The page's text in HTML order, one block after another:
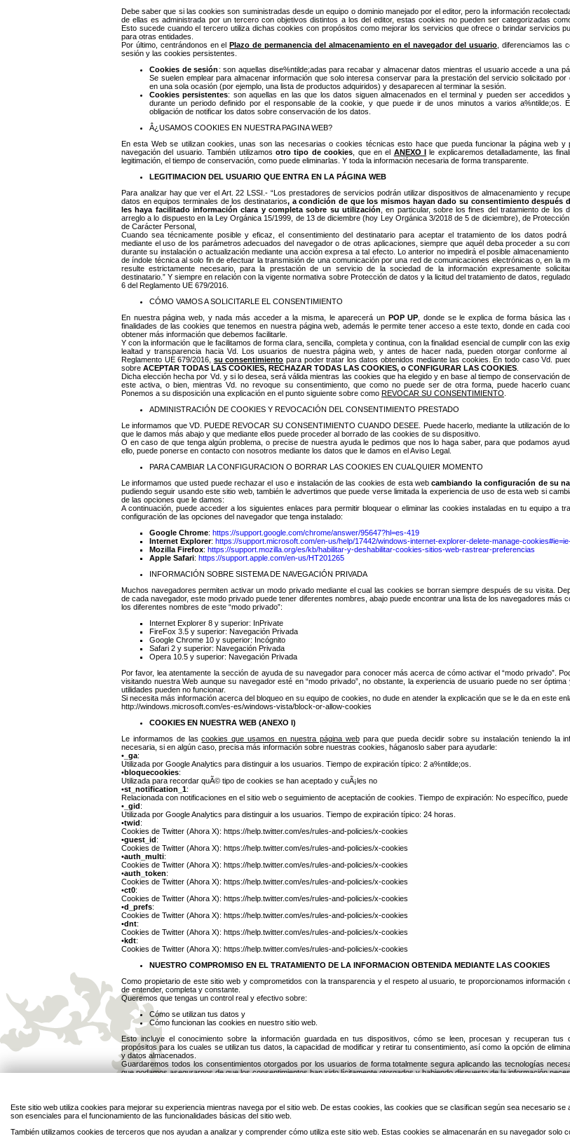
Debe saber que si las cookies son suministradas desde un equipo o dominio manejado por el editor, pero la información
de ellas es administrada por un tercero con objetivos distintos a los del editor, estas cookies no pueden ser categorizadas
Esto sucede cuando el tercero utiliza dichas cookies con propósitos como mejorar los servicios que ofrece o brindar servicios
para otras entidades.
Por último, centrándonos en elPlazo de permanencia del almacenamiento en el navegador del usuario, diferenciamos las
sesión y las cookies persistentes.
Cookies de sesión : son aquellas dise%ntilde;adas para recabar y almacenar datos mientras el usuario accede a una
Se suelen emplear para almacenar información que solo interesa conservar para la prestación del servicio solicitado por
en una sola ocasión (por ejemplo, una lista de productos adquiridos) y desaparecen al terminar la sesión.
Cookies persistentes: son aquellas en las que los datos siguen almacenados en el terminal y pueden ser accedidos
durante un periodo definido por el responsable de la cookie, y que puede ir de unos minutos a varios a%ntilde;os.
obligación de notificar los datos sobre conservación de los datos.
Â¿USAMOS COOKIES EN NUESTRA PAGINA WEB?
En esta Web se utilizan cookies, unas son las necesarias o cookies técnicas esto hace que pueda funcionar la página web y
navegación del usuario. También utilizamos otro tipo de cookies , que en el ANEXO I le explicaremos detalladamente, las
legitimación, el tiempo de conservación, como puede eliminarlas. Y toda la información necesaria de forma transparente.
LEGITIMACION DEL USUARIO QUE ENTRA EN LA PÁGINA WEB
Para analizar hay que ver el Art. 22 LSSI.- “Los prestadores de servicios podrán utilizar dispositivos de almacenamiento y
datos en equipos terminales de los destinatarios, a condición de que los mismos hayan dado su consentimiento después
les haya facilitado información clara y completa sobre su utilización , en particular, sobre los fines del tratamiento de los
arreglo a lo dispuesto en la Ley Orgánica 15/1999, de 13 de diciembre (hoy Ley Orgánica 3/2018 de 5 de diciembre), de
de Carácter Personal,
Cuando sea técnicamente posible y eficaz, el consentimiento del destinatario para aceptar el tratamiento de los datos podrá
mediante el uso de los parámetros adecuados del navegador o de otras aplicaciones, siempre que aquél deba proceder a su
durante su instalación o actualización mediante una acción expresa a tal efecto. Lo anterior no impedirá el posible
de índole técnica al solo fin de efectuar la transmisión de una comunicación por una red de comunicaciones electrónicas o, en la
resulte estrictamente necesario, para la prestación de un servicio de la sociedad de la información expresamente
destinatario.” Y siempre en relación con la vigente normativa sobre Protección de datos y la licitud del tratamiento de datos,
6 del Reglamento UE 679/2016.
CÓMO VAMOS A SOLICITARLE EL CONSENTIMIENTO
En nuestra página web, y nada más acceder a la misma, le aparecerá un POP UP , donde se le explica de forma básica las
finalidades de las cookies que tenemos en nuestra página web, además le permite tener acceso a este texto, donde en cada
obtener más información que debemos facilitarle.
Y con la información que le facilitamos de forma clara, sencilla, completa y continua, con la finalidad esencial de cumplir con las
lealtad y transparencia hacia Vd. Los usuarios de nuestra página web, y antes de hacer nada, pueden otorgar conforme al
Reglamento UE 679/2016, su consentimiento para poder tratar los datos obtenidos mediante las cookies. En todo caso Vd.
sobre ACEPTAR TODAS LAS COOKIES, RECHAZAR TODAS LAS COOKIES, o CONFIGURAR LAS COOKIES
Dicha elección hecha por Vd. y si lo desea, será válida mientras las cookies que ha elegido y en base al tiempo de conservación
este activa, o bien, mientras Vd. no revoque su consentimiento, que como no puede ser de otra forma, puede hacerlo
Ponemos a su disposición una explicación en el punto siguiente sobre como REVOCAR SU CONSENTIMIENTO
ADMINISTRACIÓN DE COOKIES Y REVOCACIÓN DEL CONSENTIMIENTO PRESTADO
Le informamos que VD. PUEDE REVOCAR SU CONSENTIMIENTO CUANDO DESEE. Puede hacerlo, mediante la utilización de
que le damos más abajo y que mediante ellos puede proceder al borrado de las cookies de su dispositivo.
O en caso de que tenga algún problema, o precise de nuestra ayuda le pedimos que nos lo haga saber, para que podamos
ello, puede ponerse en contacto con nosotros mediante los datos que le damos en el Aviso Legal.
PARA CAMBIAR LA CONFIGURACION O BORRAR LAS COOKIES EN CUALQUIER MOMENTO
Le informamos que usted puede rechazar el uso e instalación de las cookies de esta webcambiando la configuración de su
pudiendo seguir usando este sitio web, también le advertimos que puede verse limitada la experiencia de uso de esta web si
de las opciones que le damos:
A continuación, puede acceder a los siguientes enlaces para permitir bloquear o eliminar las cookies instaladas en tu equipo a
configuración de las opciones del navegador que tenga instalado:
Google Chrome: https://support.google.com/chrome/answer/95647?hl=es-419
Internet Explorer: https://support.microsoft.com/en-us/help/17442/windows-internet-explorer-delete-manage-
Mozilla Firefox: https://support.mozilla.org/es/kb/habilitar-y-deshabilitar-cookies-sitios-web-rastrear-preferencias
Apple Safari: https://support.apple.com/en-us/HT201265
INFORMACIÓN SOBRE SISTEMA DE NAVEGACIÓN PRIVADA
Muchos navegadores permiten activar un modo privado mediante el cual las cookies se borran siempre después de su visita.
de cada navegador, este modo privado puede tener diferentes nombres, abajo puede encontrar una lista de los navegadores más
los diferentes nombres de este “modo privado”:
Internet Explorer 8 y superior: InPrivate
FireFox 3.5 y superior: Navegación Privada
Google Chrome 10 y superior: Incógnito
Safari 2 y superior: Navegación Privada
Opera 10.5 y superior: Navegación Privada
Por favor, lea atentamente la sección de ayuda de su navegador para conocer más acerca de cómo activar el “modo privado”.
visitando nuestra Web aunque su navegador esté en “modo privado”, no obstante, la experiencia de usuario puede no ser óptima
utilidades pueden no funcionar.
Si necesita más información acerca del bloqueo en su equipo de cookies, no dude en atender la explicación que se le da en este
http://windows.microsoft.com/es-es/windows-vista/block-or-allow-cookies
COOKIES EN NUESTRA WEB (ANEXO I)
Le informamos de lascookies que usamos en nuestra página webpara que pueda decidir sobre su instalación teniendo la
necesaria, si en algún caso, precisa más información sobre nuestras cookies, háganoslo saber para ayudarle:
• _ga:
Utilizada por Google Analytics para distinguir a los usuarios. Tiempo de expiración típico: 2 a%ntilde;os.
•bloquecookies:
Utilizada para recordar quÃ© tipo de cookies se han aceptado y cuÃ¡les no
•st_notification_1:
Relacionada con notificaciones en el sitio web o seguimiento de aceptación de cookies. Tiempo de expiración: No específico, puede
• _gid:
Utilizada por Google Analytics para distinguir a los usuarios. Tiempo de expiración típico: 24 horas.
•twid:
Cookies de Twitter (Ahora X): https://help.twitter.com/es/rules-and-policies/x-cookies
•guest_id:
Cookies de Twitter (Ahora X): https://help.twitter.com/es/rules-and-policies/x-cookies
•auth_multi:
Cookies de Twitter (Ahora X): https://help.twitter.com/es/rules-and-policies/x-cookies
•auth_token:
Cookies de Twitter (Ahora X): https://help.twitter.com/es/rules-and-policies/x-cookies
•ct0:
Cookies de Twitter (Ahora X): https://help.twitter.com/es/rules-and-policies/x-cookies
•d_prefs:
Cookies de Twitter (Ahora X): https://help.twitter.com/es/rules-and-policies/x-cookies
•dnt:
Cookies de Twitter (Ahora X): https://help.twitter.com/es/rules-and-policies/x-cookies
•kdt:
Cookies de Twitter (Ahora X): https://help.twitter.com/es/rules-and-policies/x-cookies
NUESTRO COMPROMISO EN EL TRATAMIENTO DE LA INFORMACION OBTENIDA MEDIANTE LAS COOKIES
Como propietario de este sitio web y comprometidos con la transparencia y el respeto al usuario, te proporcionamos información
de entender, completa y constante.
Queremos que tengas un control real y efectivo sobre:
Cómo se utilizan tus datos y
Cómo funcionan las cookies en nuestro sitio web.
Esto incluye el conocimiento sobre la información guardada en tus dispositivos, cómo se leen, procesan y recuperan tus
propósitos para los cuales se utilizan tus datos, la capacidad de modificar y retirar tu consentimiento, así como la opción de
y datos almacenados.
Guardaremos todos los consentimientos otorgados por los usuarios de forma totalmente segura aplicando las tecnologías
que podamos asegurarnos de que los consentimientos han sido lícitamente otorgados y habiendo dispuesto de la información
Este sitio web utiliza cookies para mejorar su experiencia mientras navega por el sitio web. De estas cookies, las cookies que se clasifican según sea necesario se
son esenciales para el funcionamiento de las funcionalidades básicas del sitio web.
También utilizamos cookies de terceros que nos ayudan a analizar y comprender cómo utiliza este sitio web. Estas cookies se almacenarán en su navegador solo